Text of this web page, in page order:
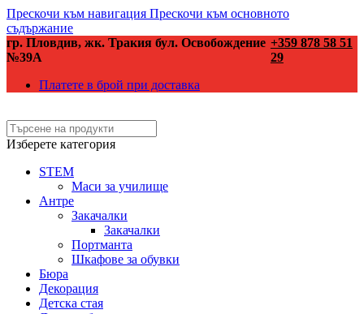
Прескочи към навигация Прескочи към основното
съдържание
гр. Пловдив, жк. Тракия бул. Освобождение
№39А
+359 878 58 51
29
Платете в брой при доставка
Изберете категория
STEM
Маси за училище
Антре
Закачалки
Закачалки
Портманта
Шкафове за обувки
Бюра
Декорация
Детска стая